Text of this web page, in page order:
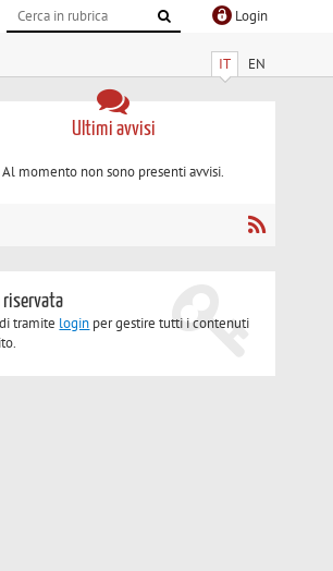
Login
IT EN
Ultimi avvisi
Al momento non sono presenti avvisi.
riservata
tramite login per gestire tutti i contenuti